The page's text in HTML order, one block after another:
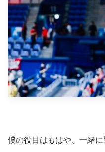
僕の役目はもはや、一緒に